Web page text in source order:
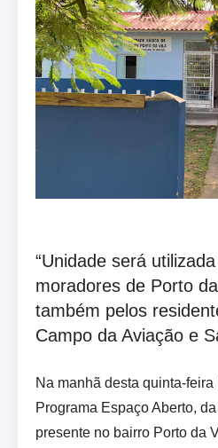
“Unidade será
moradores de Porto
também pelos
Campo da Aviação e
Na manhã desta quinta-feira
Programa Espaço Aberto,
presente no bairro Porto da